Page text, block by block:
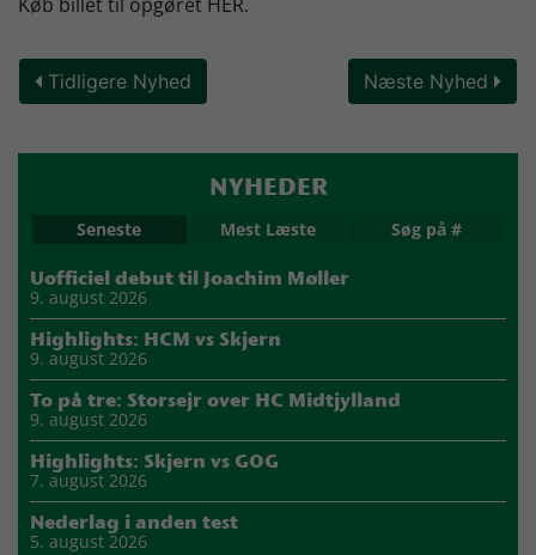
Tidligere Nyhed Næste Nyhed
NYHEDER
Seneste Mest Læste Søg på #
Uofficiel debut til Joachim Møller
9. august 2026
Highlights: HCM vs Skjern
9. august 2026
To på tre: Storsejr over HC Midtjylland
9. august 2026
Highlights: Skjern vs GOG
7. august 2026
Nederlag i anden test
5. august 2026